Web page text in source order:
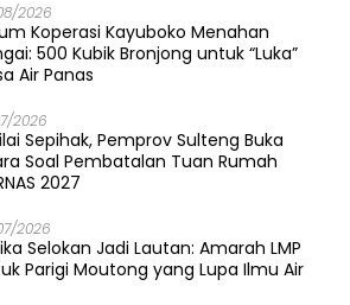
2026
Koperasi Kayuboko Menahan
500 Kubik Bronjong untuk “Luka”
Air Panas
2026
Sepihak, Pemprov Sulteng Buka
Soal Pembatalan Tuan Rumah
2027
2026
Selokan Jadi Lautan: Amarah LMP
Parigi Moutong yang Lupa Ilmu Air